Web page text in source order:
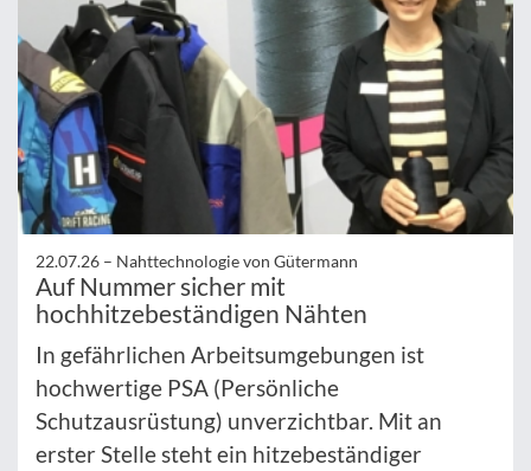
22.07.26 – Nahttechnologie von Gütermann
Auf Nummer sicher mit
hochhitzebeständigen Nähten
In gefährlichen Arbeitsumgebungen ist
hochwertige PSA (Persönliche
Schutzausrüstung) unverzichtbar. Mit an
erster Stelle steht ein hitzebeständiger